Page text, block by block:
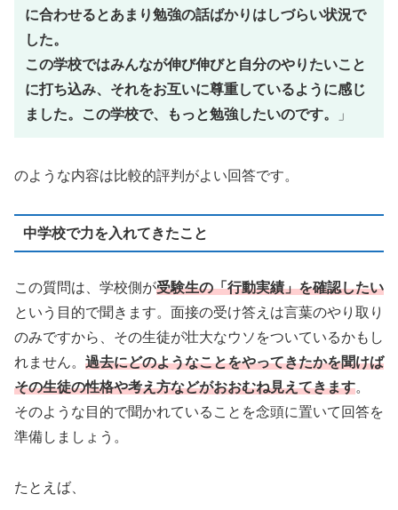
に合わせるとあまり勉強の話ばかりはしづらい状況で
した。
この学校ではみんなが伸び伸びと自分のやりたいこと
に打ち込み、それをお互いに尊重しているように感じ
ました。この学校で、もっと勉強したいのです。
」
のような内容は比較的評判がよい回答です。
中学校で力を入れてきたこと
この質問は、学校側が受験生の「行動実績」を確認したい
という目的で聞きます。面接の受け答えは言葉のやり取り
のみですから、その生徒が壮大なウソをついているかもし
れません。 過去にどのようなことをやってきたかを聞けば
その生徒の性格や考え方などがおおむね見えてきます。
そのような目的で聞かれていることを念頭に置いて回答を
準備しましょう。
たとえば、